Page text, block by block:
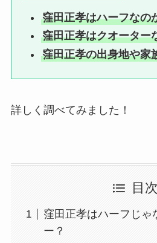
窪田正孝はハーフなの
窪田正孝はクオーター
窪田正孝の出身地や家
詳しく調べてみました！
目次
窪田正孝はハーフじゃ
ー？